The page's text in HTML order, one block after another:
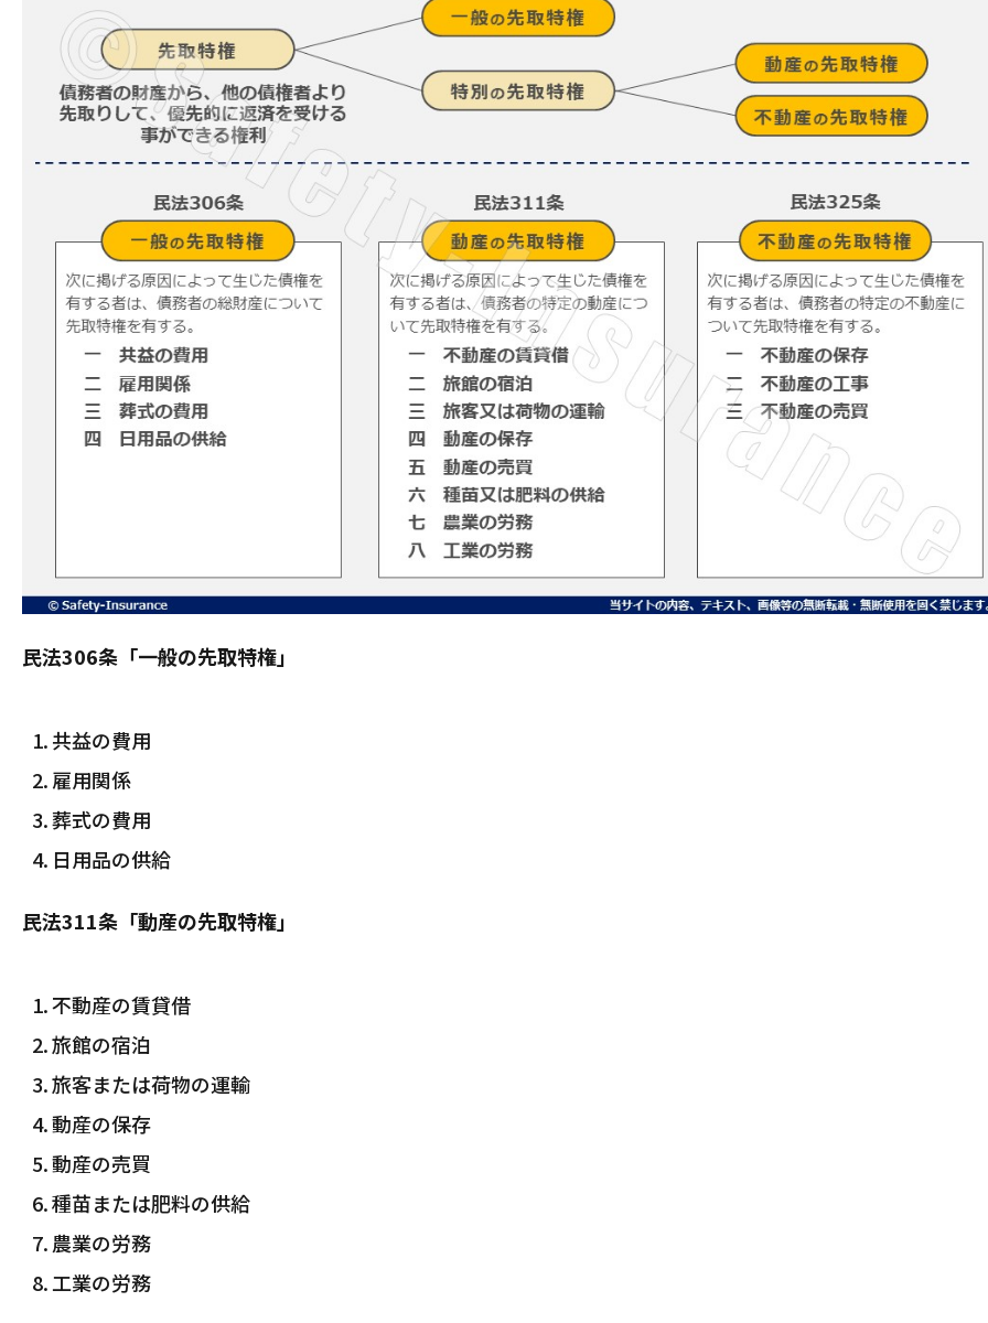
民法306条「一般の先取特権」
共益の費用
雇用関係
葬式の費用
日用品の供給
民法311条「動産の先取特権」
不動産の賃貸借
旅館の宿泊
旅客または荷物の運輸
動産の保存
動産の売買
種苗または肥料の供給
農業の労務
工業の労務